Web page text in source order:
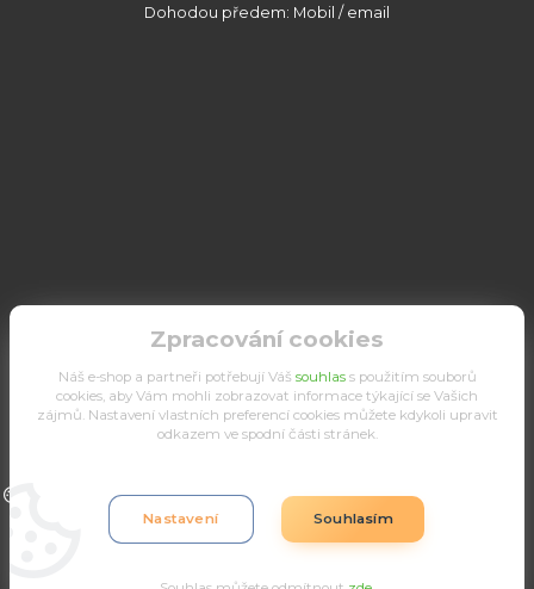
Dohodou předem: Mobil / email
Upravit sběr cookies.
Zpracování cookies
Náš e-shop a partneři potřebují Váš souhlass použitím souborů
cookies, aby Vám mohli zobrazovat informace týkající se Vašich
zájmů. Nastavení vlastních preferencí cookies můžete kdykoli upravit
odkazem ve spodní části stránek.
Nastavení Souhlasím